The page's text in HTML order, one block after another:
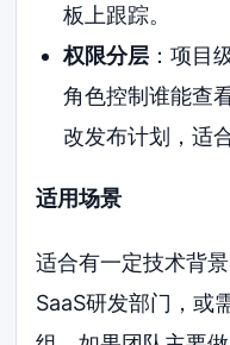
板上跟踪。
权限分层：项目
角色控制谁能查
改发布计划，适
适用场景
适合有一定技术背
SaaS研发部门，或